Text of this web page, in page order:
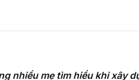
nhiều mẹ tìm hiểu khi xây